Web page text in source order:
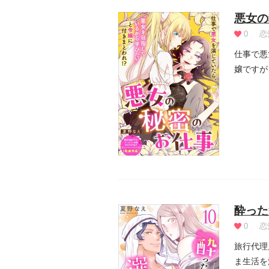
悪女
0 恋
仕事で
嬢です
酔っ
0 恋
旅行代
ま生活